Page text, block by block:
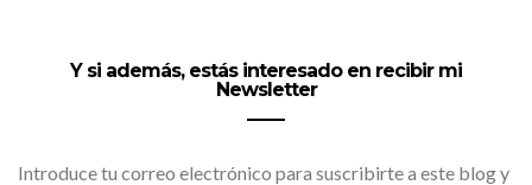
Y si además, estás interesado en recibir mi
Newsletter
Introduce tu correo electrónico para suscribirte a este blog y